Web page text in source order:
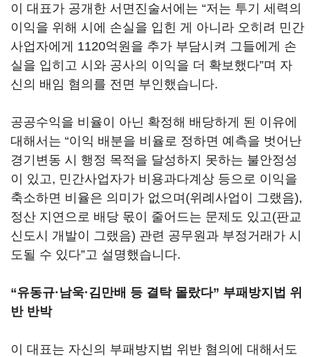
이 대표가 공개한 서면진술서에는 “저는 투기 세력의
이익을 위해 시에 손실을 입힌 게 아니라 오히려 민간
사업자에게 1120억원을 추가 부담시켜 그들에게 손
실을 입히고 시와 공사의 이익을 더 확보했다”며 자
신의 배임 혐의를 전면 부인했습니다.
공공수익을 비율이 아닌 확정해 배당하게 된 이유에
대해서는 “이익 배분을 비율로 정하면 예측을 벗어난
경기변동 시 행정 목적을 달성하지 못하는 불안정성
이 있고, 민간사업자가 비용과다계상 등으로 이익을
축소하면 비율은 의미가 없으며(위례사업이 그랬음),
정산 지연으로 배당 몫이 줄어드는 문제도 있고(판교
신도시 개발이 그랬음) 관련 공무원과 부정거래가 시
도될 수 있다”고 설명했습니다.
“유동규·남욱·김만배 등 결탁 몰랐다” 부패방지법 위
반 반박
이 대표는 자신의 부패방지법 위반 혐의에 대해서도